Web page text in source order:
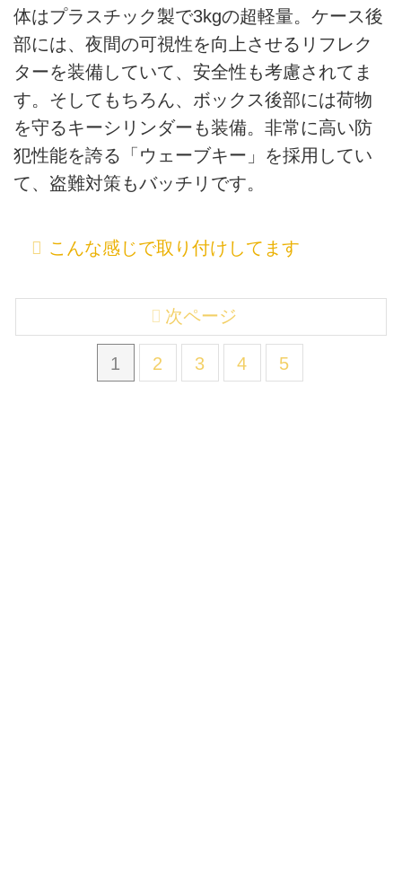
体はプラスチック製で3kgの超軽量。ケース後
部には、夜間の可視性を向上させるリフレク
ターを装備していて、安全性も考慮されてま
す。そしてもちろん、ボックス後部には荷物
を守るキーシリンダーも装備。非常に高い防
犯性能を誇る「ウェーブキー」を採用してい
て、盗難対策もバッチリです。
こんな感じで取り付けしてます
1 2 3 4 5
次ページ